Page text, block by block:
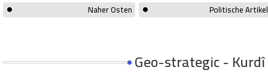
Naher Osten
Politische Artikel
Geo-strategic - Kurdî